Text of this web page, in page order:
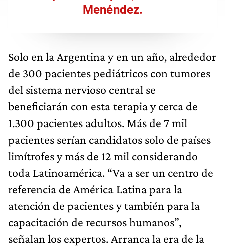
Menéndez.
Solo en la Argentina y en un año, alrededor
de 300 pacientes pediátricos con tumores
del sistema nervioso central se
beneficiarán con esta terapia y cerca de
1.300 pacientes adultos. Más de 7 mil
pacientes serían candidatos solo de países
limítrofes y más de 12 mil considerando
toda Latinoamérica. “Va a ser un centro de
referencia de América Latina para la
atención de pacientes y también para la
capacitación de recursos humanos”,
señalan los expertos. Arranca la era de la